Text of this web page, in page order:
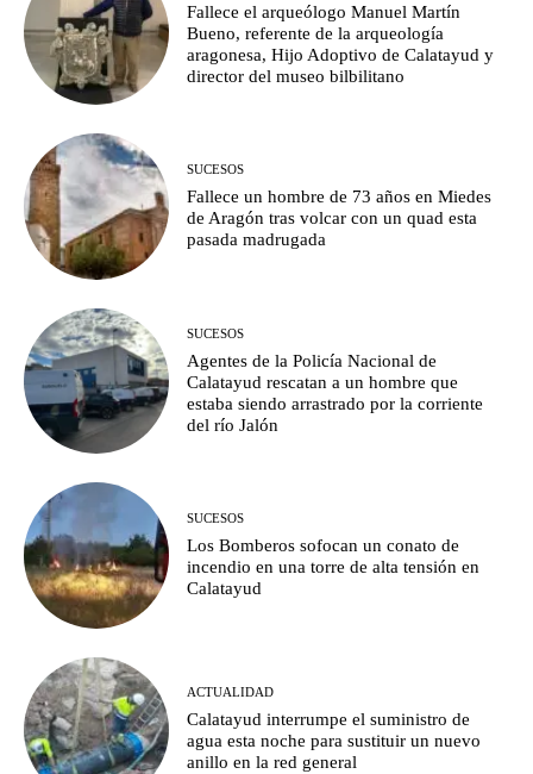
Fallece el arqueólogo Manuel Martín
Bueno, referente de la arqueología
aragonesa, Hijo Adoptivo de Calatayud y
director del museo bilbilitano
SUCESOS
Fallece un hombre de 73 años en Miedes
de Aragón tras volcar con un quad esta
pasada madrugada
SUCESOS
Agentes de la Policía Nacional de
Calatayud rescatan a un hombre que
estaba siendo arrastrado por la corriente
del río Jalón
SUCESOS
Los Bomberos sofocan un conato de
incendio en una torre de alta tensión en
Calatayud
ACTUALIDAD
Calatayud interrumpe el suministro de
agua esta noche para sustituir un nuevo
anillo en la red general